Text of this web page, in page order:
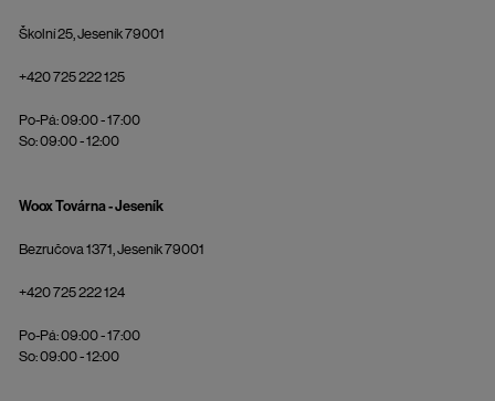
Školní 25, Jeseník 79001
+420 725 222 125
Po-Pá: 09:00 - 17:00
So: 09:00 - 12:00
Woox Továrna - Jeseník
Bezručova 1371, Jeseník 79001
+420 725 222 124
Po-Pá: 09:00 - 17:00
So: 09:00 - 12:00